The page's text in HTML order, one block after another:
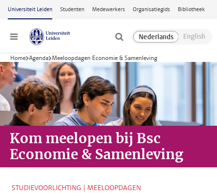
Ga naar hoofdinhoud
Universiteit Leiden Studenten Medewerkers Organisatiegids Bibliotheek
Menu
Home Agenda Meeloopdagen Economie & Samenleving
Kom meelopenbij Bsc
Economie & Samenleving
STUDIEVOORLICHTING | MEELOOPDAGEN